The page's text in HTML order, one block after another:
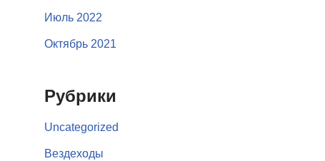
Июль 2022
Октябрь 2021
Рубрики
Uncategorized
Вездеходы